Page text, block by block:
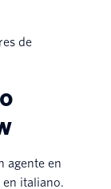
de
agente en
italiano.